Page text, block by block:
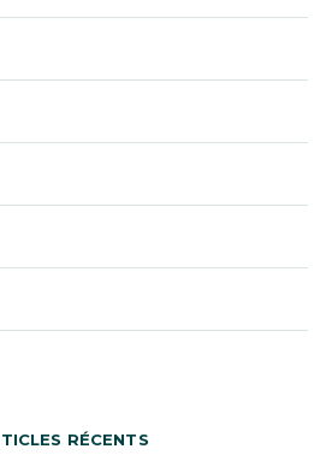
RÉCENTS